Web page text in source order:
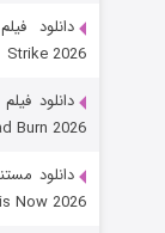
Strike 2026
دانلود
Burn 2026
Now 2026